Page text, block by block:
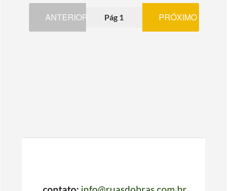
ANTERIOR Pág 1 PRÓXIMO